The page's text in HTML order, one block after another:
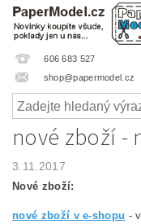
606 683 527
shop@papermodel.cz
nové zboží -
3.11.2017
Nové zboží:
nové zboží v e-shopu -